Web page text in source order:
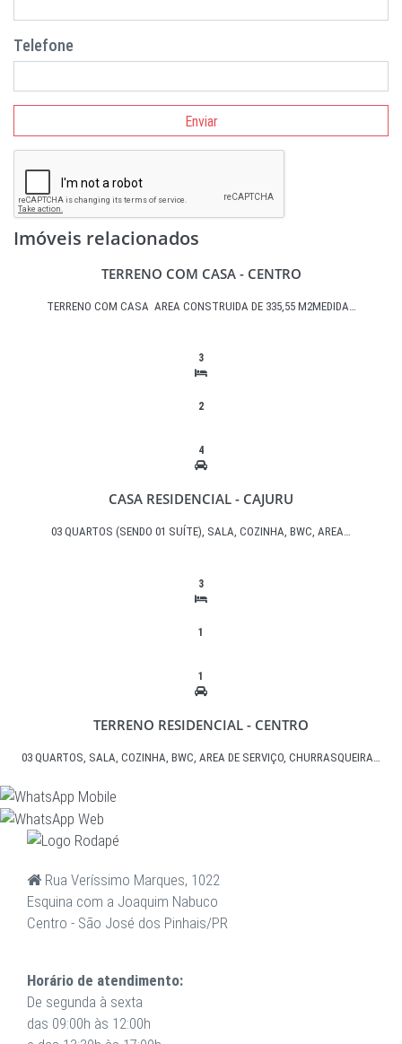
Telefone
Enviar
Imóveis relacionados
TERRENO COM CASA - CENTRO
TERRENO COM CASA AREA CONSTRUIDA DE 335,55 M2MEDIDA…
3
2
4
CASA RESIDENCIAL - CAJURU
03 QUARTOS (SENDO 01 SUÍTE), SALA, COZINHA, BWC, AREA…
3
1
1
TERRENO RESIDENCIAL - CENTRO
03 QUARTOS, SALA, COZINHA, BWC, AREA DE SERVIÇO, CHURRASQUEIRA…
Rua Veríssimo Marques, 1022
Esquina com a Joaquim Nabuco
Centro - São José dos Pinhais/PR
Horário de atendimento:
De segunda à sexta
das 09:00h às 12:00h